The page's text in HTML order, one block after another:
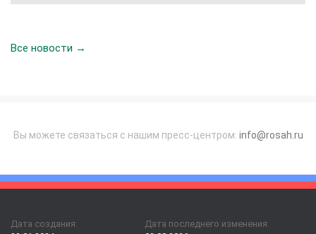
Все новости →
Вы можете связаться с нашим пресс-центром: info@rosah.ru
Дата создания:
Дата последнего изменения: